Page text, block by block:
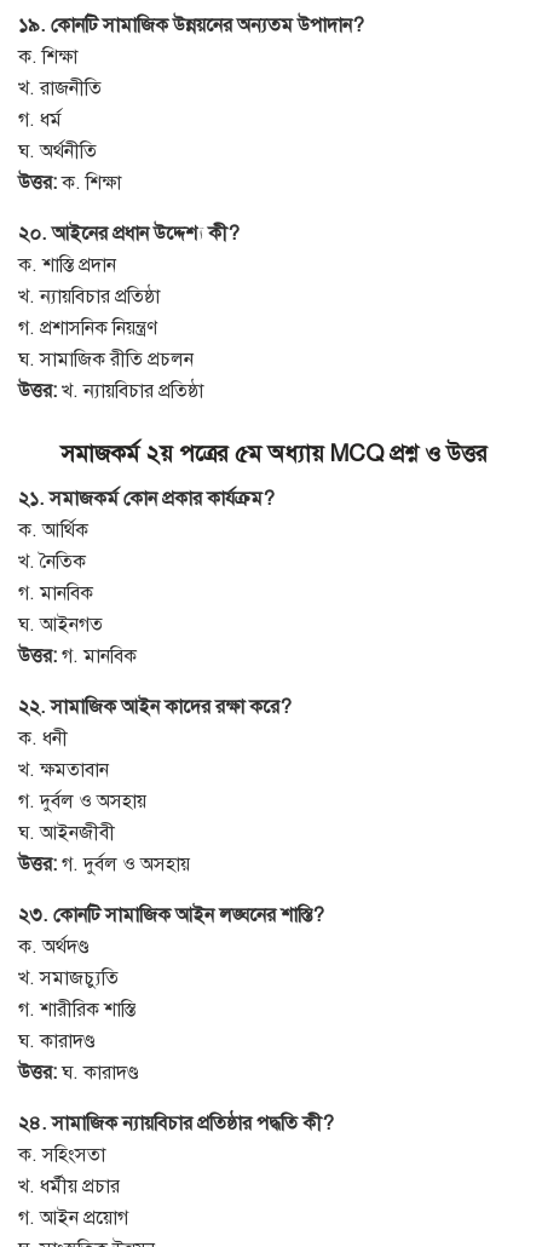
১৯. কোনটি সামাজিক উন্নয়নের অন্যতম উপাদান?
ক. শিক্ষা
খ. রাজনীতি
গ. ধর্ম
ঘ. অর্থনীতি
উত্তর:ক. শিক্ষা
২০. আইনের প্রধান উদ্দেশ্য কী?
ক. শাস্তি প্রদান
খ. ন্যায়বিচার প্রতিষ্ঠা
গ. প্রশাসনিক নিয়ন্ত্রণ
ঘ. সামাজিক রীতি প্রচলন
উত্তর: খ. ন্যায়বিচার প্রতিষ্ঠা
সমাজকর্ম ২য় পত্রের ৫ম অধ্যায় MCQ প্রশ্ন ও উত্তর
২১. সমাজকর্ম কোন প্রকার কার্যক্রম?
ক. আর্থিক
খ. নৈতিক
গ. মানবিক
ঘ. আইনগত
উত্তর: গ. মানবিক
২২. সামাজিক আইন কাদের রক্ষা করে?
ক. ধনী
খ. ক্ষমতাবান
গ. দুর্বল ও অসহায়
ঘ. আইনজীবী
উত্তর: গ. দুর্বল ও অসহায়
২৩. কোনটি সামাজিক আইন লঙ্ঘনের শাস্তি?
ক. অর্থদণ্ড
খ. সমাজচ্যুতি
গ. শারীরিক শাস্তি
ঘ. কারাদণ্ড
উত্তর:ঘ. কারাদণ্ড
২৪. সামাজিক ন্যায়বিচার প্রতিষ্ঠার পদ্ধতি কী?
ক. সহিংসতা
খ. ধর্মীয় প্রচার
গ. আইন প্রয়োগ